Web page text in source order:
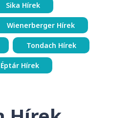
Sika Hírek
Wienerberger Hírek
Tondach Hírek
Éptár Hírek